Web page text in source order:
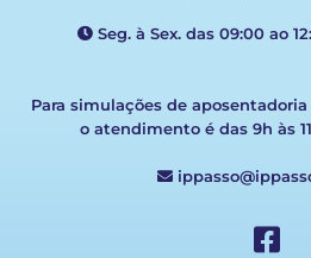
Seg. à Sex. das 09:00 ao
Para simulações de
o atendimento é das 9h às